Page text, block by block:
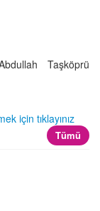
Taşköprü
için tıklayınız
Tümü